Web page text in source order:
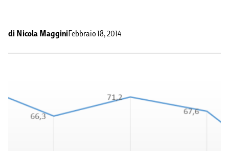
di Nicola MagginiFebbraio 18, 2014